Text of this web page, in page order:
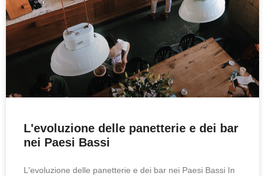
L'evoluzione delle panetterie e dei bar
nei Paesi Bassi
L'evoluzione delle panetterie e dei bar nei Paesi Bassi In